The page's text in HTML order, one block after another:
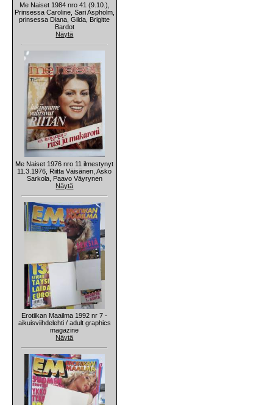
Me Naiset 1984 nro 41 (9.10.),
Prinsessa Caroline, Sari Aspholm,
prinsessa Diana, Gilda, Brigitte
Bardot
Näytä
Me Naiset 1976 nro 11 ilmestynyt
11.3.1976, Riitta Väisänen, Asko
Sarkola, Paavo Väyrynen
Näytä
Erotiikan Maailma 1992 nr 7 -
aikuisviihdelehti / adult graphics
magazine
Näytä